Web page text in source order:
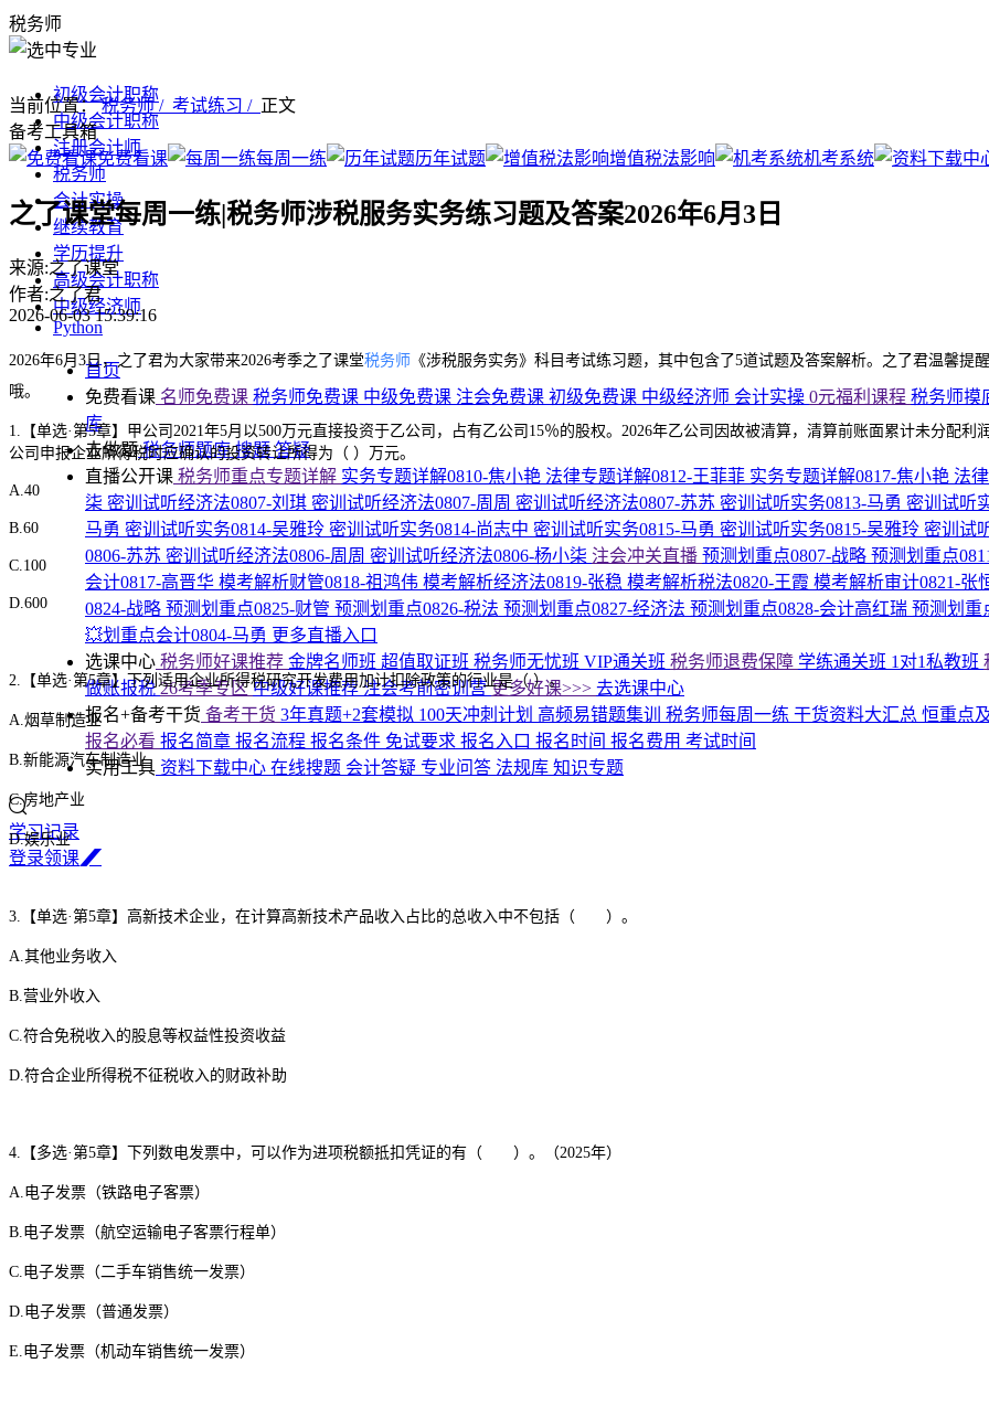
税务师
初级会计职称
中级会计职称
注册会计师
税务师
会计实操
继续教育
学历提升
高级会计职称
中级经济师
Python
首页
免费看课 名师免费课 税务师免费课 中级免费课 注会免费课 初级免费课 中级经济师 会计实操 0元福利课程 税务师摸
库
去做题税务师题库搜题答疑
直播公开课 税务师重点专题详解 实务专题详解0810-焦小艳 法律专题详解0812-王菲菲 实务专题详解0817-焦小艳 法
柒 密训试听经济法0807-刘琪 密训试听经济法0807-周周 密训试听经济法0807-苏苏 密训试听实务0813-马勇 密训试听
马勇 密训试听实务0814-吴雅玲 密训试听实务0814-尚志中 密训试听实务0815-马勇 密训试听实务0815-吴雅玲 密训试
0806-苏苏 密训试听经济法0806-周周 密训试听经济法0806-杨小柒 注会冲关直播 预测划重点0807-战略 预测划重点
会计0817-高晋华 模考解析财管0818-祖鸿伟 模考解析经济法0819-张稳 模考解析税法0820-王霞 模考解析审计0821-张
0824-战略 预测划重点0825-财管 预测划重点0826-税法 预测划重点0827-经济法 预测划重点0828-会计高红瑞 预测划重
💥划重点会计0804-马勇 更多直播入口
选课中心 税务师好课推荐 金牌名师班 超值取证班 税务师无忧班 VIP通关班 税务师退费保障 学练通关班 1对1私教班
做账报税26考季专区中级好课推荐注会考前密训营更多好课>>> 去选课中心
报名+备考干货 备考干货 3年真题+2套模拟 100天冲刺计划 高频易错题集训 税务师每周一练 干货资料大汇总 恒重点
报名必看 报名简章 报名流程 报名条件 免试要求 报名入口 报名时间 报名费用 考试时间
实用工具 资料下载中心 在线搜题 会计答疑 专业问答 法规库 知识专题
学习记录
登录领课
当前位置：税务师 / 考试练习 / 正文
备考工具箱
免费看课
每周一练 历年试题 增值税法影响 机考系统
之了课堂每周一练|税务师涉税服务实务练习题及答案2026年6月3日
来源:之了课堂
作者:之了君
2026-06-03 15:39:16
2026年6月3日，之了君为大家带来2026考季之了课堂税务师 《涉税服务实务》科目考试练习题，其中包含了5道试题及答案解析。之了君温馨提
哦。
1. 【单选·第5章】甲公司2021年5月以500万元直接投资于乙公司，占有乙公司15％的股权。2026年乙公司因故被清算，清算前账面累计未分配
公司申报企业所得税时应确认的投资转让所得为（ ）万元。
A.40
B.60
C.100
D.600
2. 【单选·第5章】下列适用企业所得税研究开发费用加计扣除政策的行业是（ ）。
A.烟草制造业
B.新能源汽车制造业
C.房地产业
D.娱乐业
3. 【单选·第5章】高新技术企业，在计算高新技术产品收入占比的总收入中不包括（ ）。
A.其他业务收入
B.营业外收入
C.符合免税收入的股息等权益性投资收益
D.符合企业所得税不征税收入的财政补助
4. 【多选·第5章】下列数电发票中，可以作为进项税额抵扣凭证的有（ ）。（2025年）
A.电子发票（铁路电子客票）
B.电子发票（航空运输电子客票行程单）
C.电子发票（二手车销售统一发票）
D.电子发票（普通发票）
E.电子发票（机动车销售统一发票）